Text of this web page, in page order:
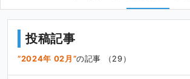
投稿記事
2024年 02月 の記事 （29）